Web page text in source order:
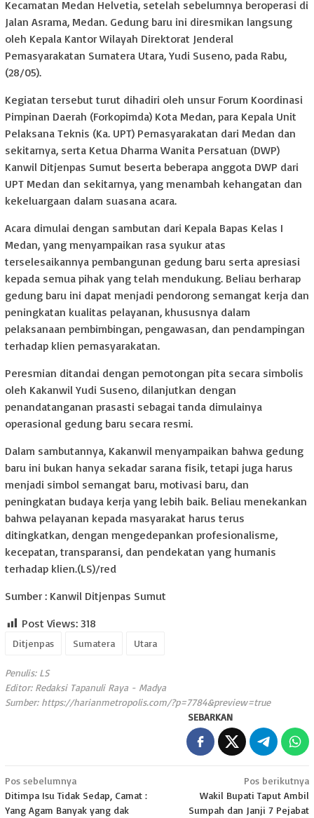
Kecamatan Medan Helvetia, setelah sebelumnya beroperasi di
Jalan Asrama, Medan. Gedung baru ini diresmikan langsung
oleh Kepala Kantor Wilayah Direktorat Jenderal
Pemasyarakatan Sumatera Utara, Yudi Suseno, pada Rabu,
(28/05).
Kegiatan tersebut turut dihadiri oleh unsur Forum Koordinasi
Pimpinan Daerah (Forkopimda) Kota Medan, para Kepala Unit
Pelaksana Teknis (Ka. UPT) Pemasyarakatan dari Medan dan
sekitarnya, serta Ketua Dharma Wanita Persatuan (DWP)
Kanwil Ditjenpas Sumut beserta beberapa anggota DWP dari
UPT Medan dan sekitarnya, yang menambah kehangatan dan
kekeluargaan dalam suasana acara.
Acara dimulai dengan sambutan dari Kepala Bapas Kelas I
Medan, yang menyampaikan rasa syukur atas
terselesaikannya pembangunan gedung baru serta apresiasi
kepada semua pihak yang telah mendukung. Beliau berharap
gedung baru ini dapat menjadi pendorong semangat kerja dan
peningkatan kualitas pelayanan, khususnya dalam
pelaksanaan pembimbingan, pengawasan, dan pendampingan
terhadap klien pemasyarakatan.
Peresmian ditandai dengan pemotongan pita secara simbolis
oleh Kakanwil Yudi Suseno, dilanjutkan dengan
penandatanganan prasasti sebagai tanda dimulainya
operasional gedung baru secara resmi.
Dalam sambutannya, Kakanwil menyampaikan bahwa gedung
baru ini bukan hanya sekadar sarana fisik, tetapi juga harus
menjadi simbol semangat baru, motivasi baru, dan
peningkatan budaya kerja yang lebih baik. Beliau menekankan
bahwa pelayanan kepada masyarakat harus terus
ditingkatkan, dengan mengedepankan profesionalisme,
kecepatan, transparansi, dan pendekatan yang humanis
terhadap klien.(LS)/red
Sumber : Kanwil Ditjenpas Sumut
Post Views: 318
Ditjenpas Sumatera Utara
Penulis: LS
Editor: Redaksi Tapanuli Raya - Madya
Sumber: https://harianmetropolis.com/?p=7784&preview=true
SEBARKAN
Navigasi
pos
Pos sebelumnya
Ditimpa Isu Tidak Sedap, Camat :
Yang Agam Banyak yang dak
Pos berikutnya
Wakil Bupati Taput Ambil
Sumpah dan Janji 7 Pejabat